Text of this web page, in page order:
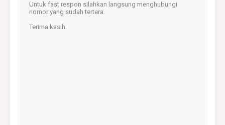
Untuk fast respon silahkan langsung menghubungi
nomor yang sudah tertera.
Terima kasih.